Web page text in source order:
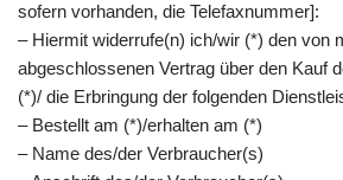
sofern vorhanden, die Telefaxnummer]:
– Hiermit widerrufe(n) ich/wir (*) den von
abgeschlossenen Vertrag über den Kauf
(*)/ die Erbringung der folgenden
– Bestellt am (*)/erhalten am (*)
– Name des/der Verbraucher(s)